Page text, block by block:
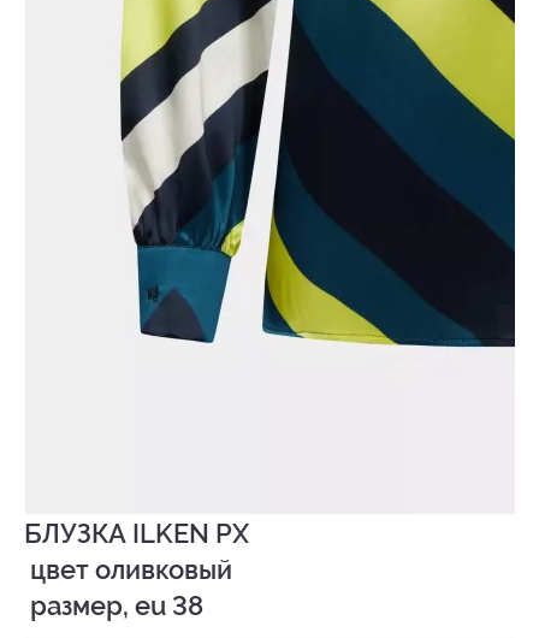
БЛУЗКА ILKEN PX
размер, eu 38